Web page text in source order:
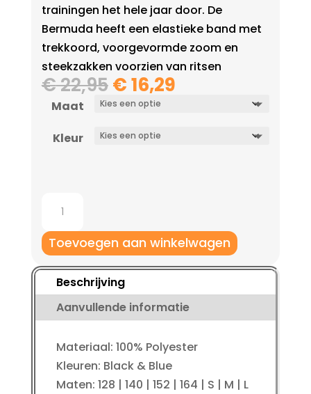
trainingen het hele jaar door. De
Bermuda heeft een elastieke band met
trekkoord, voorgevormde zoom en
steekzakken voorzien van ritsen
€22,95 Oorspronkelijke
prijs
€ 22,95.
€16,29Huidige
Maat
Kleur
Bermuda
Short
junior
aantal
Toevoegen aan winkelwagen
Beschrijving
Aanvullende informatie
Materiaal: 100% Polyester
Kleuren: Black & Blue
Maten: 128 | 140 | 152 | 164 | S | M | L